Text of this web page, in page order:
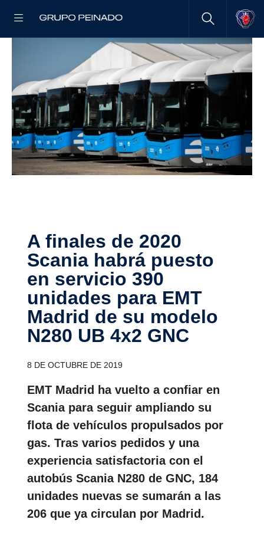
A finales de 2020
Scania habrá puesto
en servicio 390
unidades para EMT
Madrid de su modelo
N280 UB 4x2 GNC
8 DE OCTUBRE DE 2019
EMT Madrid ha vuelto a confiar en
Scania para seguir ampliando su
flota de vehículos propulsados por
gas. Tras varios pedidos y una
experiencia satisfactoria con el
autobús Scania N280 de GNC, 184
unidades nuevas se sumarán a las
206 que ya circulan por Madrid.